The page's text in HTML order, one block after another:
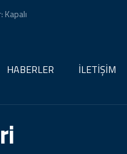
HABERLER İLETİŞİM